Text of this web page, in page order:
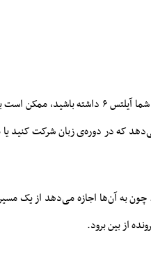
برای مثال، اگر دانشگاه برای رشته‌ی شما آیلتس ۶.۵ بخواهد
که در دوره‌ی زبان شرکت کنید یا
به آن‌ها اجازه می‌دهد از یک
از بین برود.